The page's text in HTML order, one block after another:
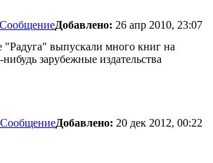
Добавлено: 26 апр 2010, 23:07
"Радуга" выпускали много книг на
зарубежные издательства
Добавлено: 20 дек 2012, 00:22